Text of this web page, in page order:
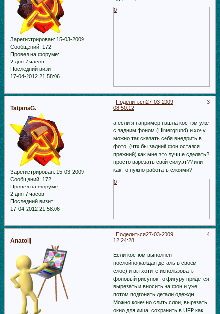
Зарегистрирован: 15-03-2009
Сообщений: 172
Провел на форуме:
2 дня 7 часов
Последний визит:
17-04-2012 21:58:06
0
Поделиться 3
27-03-2009
08:50:12
TatjanaG.
Зарегистрирован: 15-03-2009
Сообщений: 172
Провел на форуме:
2 дня 7 часов
Последний визит:
17-04-2012 21:58:06
а если я например нашла костюм уже
с задним фоном (Hintergrund) и хочу
можно так сказать себя внедрить в
фото, (что бы задний фон остался
прежний) как мне это лучше сделать?
просто варезать свой силуэт?? или
как то нужно работать слоями?
0
Поделиться 4
27-03-2009
12:24:28
Anatolij
Если костюм выполнен
послойно(каждая деталь в своём
слое) и вы хотите использовать
фоновый рисунок то фигуру придётся
вырезать и вносить на фон и уже
потом подгонять детали одежды.
Можно конечно слить слои, вырезать
окно для лица, сохранить в UFP как